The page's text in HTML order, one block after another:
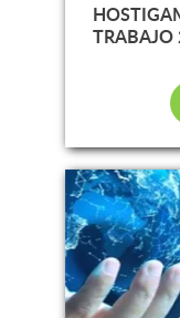
TRABAJO